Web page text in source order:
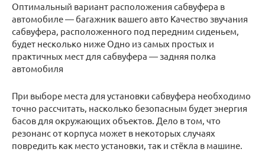
Оптимальный вариант расположения сабвуфера в
автомобиле — багажник вашего авто Качество звучания
сабвуфера, расположенного под передним сиденьем,
будет несколько ниже Одно из самых простых и
практичных мест для сабвуфера — задняя полка
автомобиля
При выборе места для установки сабвуфера необходимо
точно рассчитать, насколько безопасным будет энергия
басов для окружающих объектов. Дело в том, что
резонанс от корпуса может в некоторых случаях
повредить как место установки, так и стёкла в машине.